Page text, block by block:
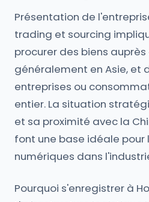
Présentation de
trading et sourcing
procurer des biens
généralement en Asie, et
entreprises ou
entier. La situation
et sa proximité avec la
font une base idéale pour
numériques dans
Pourquoi s'enregistrer à